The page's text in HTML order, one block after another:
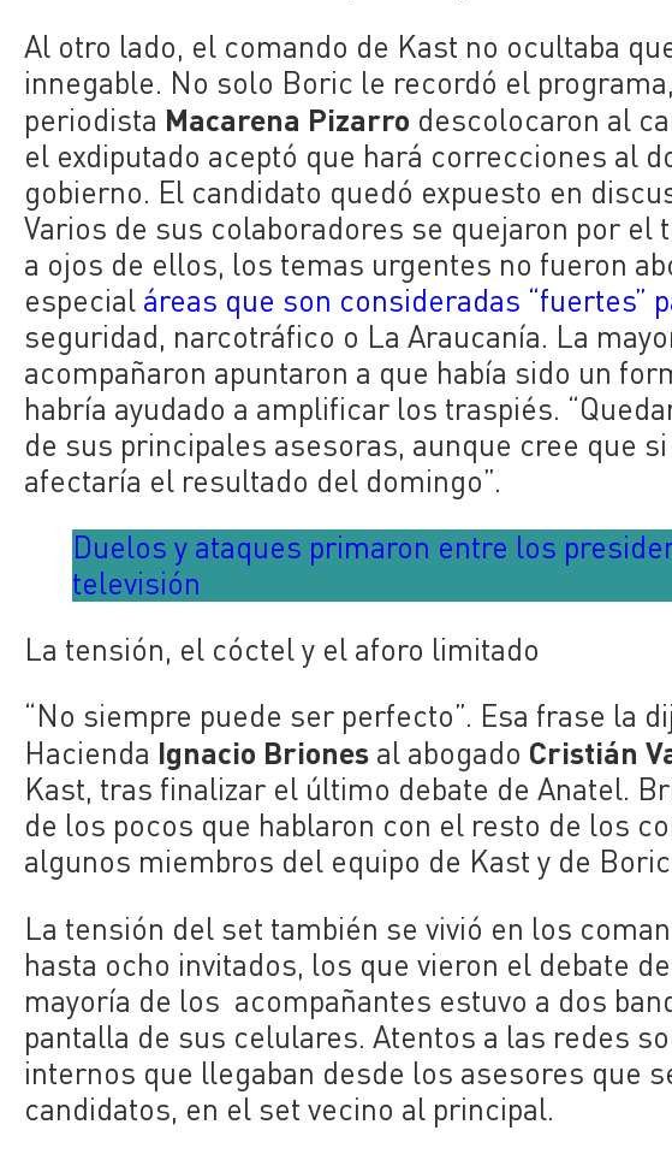
Al otro lado, el comando de Kast no ocultaba
innegable. No solo Boric le recordó el
periodista Macarena Pizarro descolocaron al
el exdiputado aceptó que hará correcciones al
gobierno. El candidato quedó expuesto en
Varios de sus colaboradores se quejaron por el
a ojos de ellos, los temas urgentes no fueron
especial áreas que son consideradas “fuertes”
seguridad, narcotráfico o La Araucanía. La
acompañaron apuntaron a que había sido un
habría ayudado a amplificar los traspiés.
de sus principales asesoras, aunque cree que
afectaría el resultado del domingo”.
Duelos y ataques primaron entre los
televisión
La tensión, el cóctel y el aforo limitado
“No siempre puede ser perfecto”. Esa frase la
Hacienda Ignacio Briones al abogado Cristián
Kast, tras finalizar el último debate de Anatel.
de los pocos que hablaron con el resto de los
algunos miembros del equipo de Kast y de
La tensión del set también se vivió en los
hasta ocho invitados, los que vieron el debate
mayoría de los acompañantes estuvo a dos
pantalla de sus celulares. Atentos a las redes
internos que llegaban desde los asesores que
candidatos, en el set vecino al principal.